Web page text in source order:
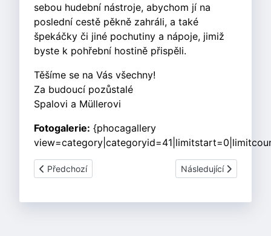
sebou hudební nástroje, abychom jí na
poslední cestě pěkně zahráli, a také
špekáčky či jiné pochutiny a nápoje, jimiž
byste k pohřební hostině přispěli.
Těšíme se na Vás všechny!
Za budoucí pozůstalé
Spalovi a Müllerovi
Fotogalerie: {phocagallery
Předchozí článek: Masopust na Jitravě 5.3.2011
Předchozí Další článek: Křtiny
Následující